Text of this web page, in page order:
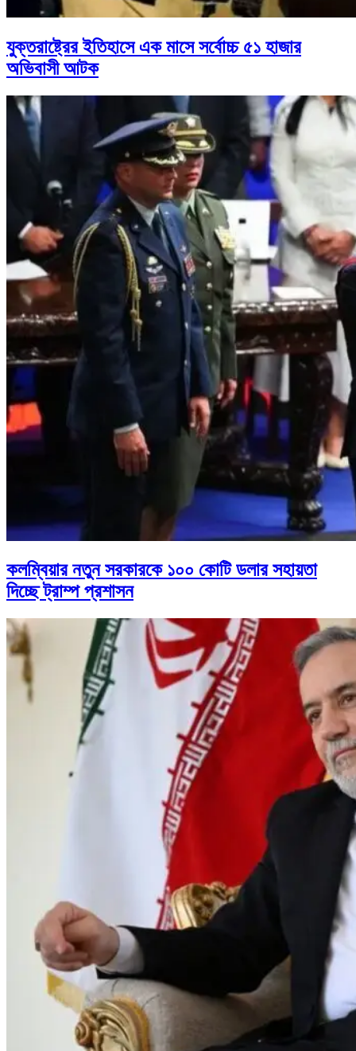
যুক্তরাষ্ট্রের ইতিহাসে এক মাসে সর্বোচ্চ ৫১ হাজার
অভিবাসী আটক
কলম্বিয়ার নতুন সরকারকে ১০০ কোটি ডলার সহায়তা
দিচ্ছে ট্রাম্প প্রশাসন